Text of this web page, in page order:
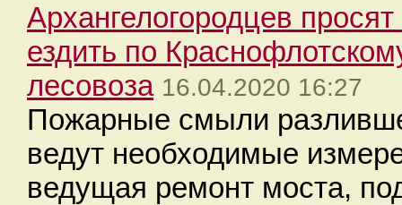
Архангелогородцев
ездить по
лесовоза 16.04.2020 16:27
Пожарные смыли
ведут необходимые
ведущая ремонт моста,